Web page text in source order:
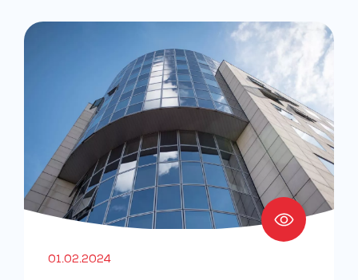
01.02.2024